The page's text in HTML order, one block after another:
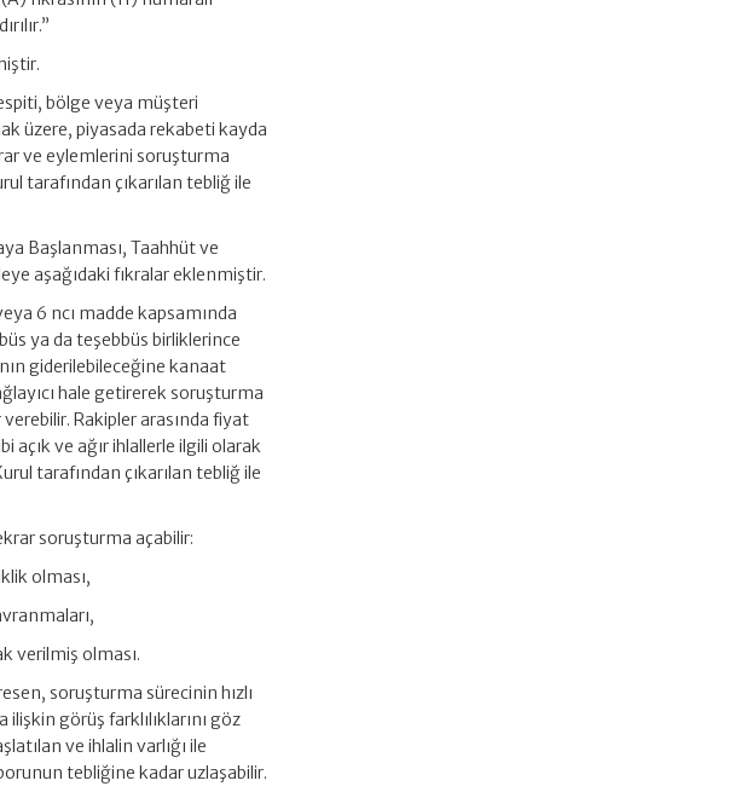
bölge veya müşteri
üzere, piyasada rekabeti kayda
ve eylemlerini soruşturma
tarafından çıkarılan tebliğ ile
Başlanması, Taahhüt ve
aşağıdaki fıkralar eklenmiştir.
6 ncı madde kapsamında
ya da teşebbüs birliklerince
giderilebileceğine kanaat
hale getirerek soruşturma
Rakipler arasında fiyat
açık ve ağır ihlallerle ilgili olarak
tarafından çıkarılan tebliğ ile
soruşturma açabilir:
olması,
verilmiş olması.
soruşturma sürecinin hızlı
görüş farklılıklarını göz
ve ihlalin varlığı ile
tebliğine kadar uzlaşabilir.